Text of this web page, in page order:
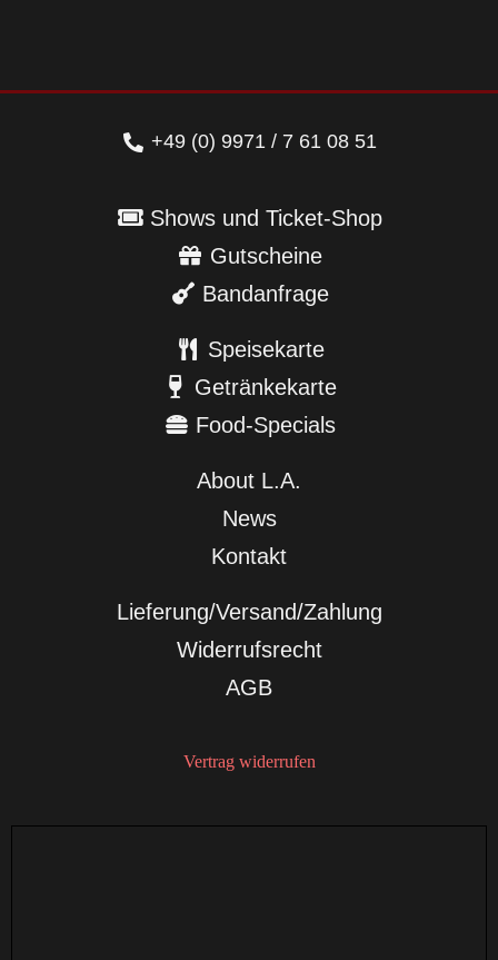
+49 (0) 9971 / 7 61 08 51
Shows und Ticket-Shop
Gutscheine
Bandanfrage
Speisekarte
Getränkekarte
Food-Specials
About L.A.
News
Kontakt
Lieferung/Versand/Zahlung
Widerrufsrecht
AGB
Vertrag widerrufen